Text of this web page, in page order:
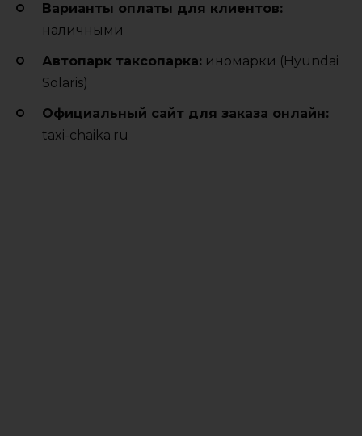
Варианты оплаты для клиентов:
наличными
Автопарк таксопарка: иномарки (Hyundai
Solaris)
Официальный сайт для заказа онлайн:
taxi-chaika.ru